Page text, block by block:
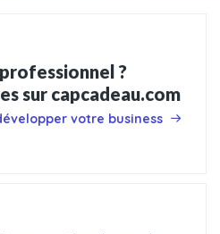
?
sur capcadeau.com
votre business